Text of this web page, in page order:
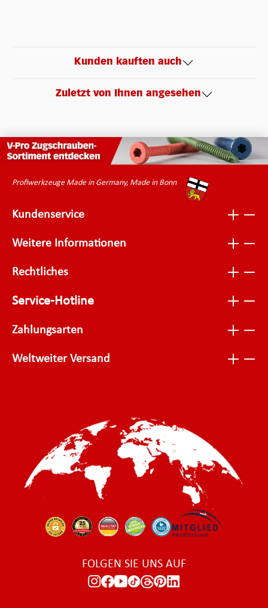
Kunden kauften auch
Zuletzt von Ihnen angesehen
Profiwerkzeuge Made in Germany, Made in Bonn
Kundenservice
Weitere Informationen
Rechtliches
Service-Hotline
Zahlungsarten
Weltweiter Versand
FOLGEN SIE UNS AUF